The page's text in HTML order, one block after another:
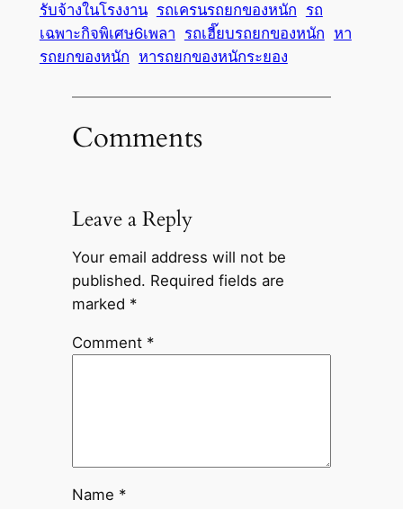
รับจ้างในโรงงาน รถเครนรถยกของหนัก รถ
เฉพาะกิจพิเศษ6เพลา รถเฮี๊ยบรถยกของหนัก หา
รถยกของหนัก หารถยกของหนักระยอง
Comments
Leave a Reply
Your email address will not be
published. Required fields are
marked *
Comment *
Name *